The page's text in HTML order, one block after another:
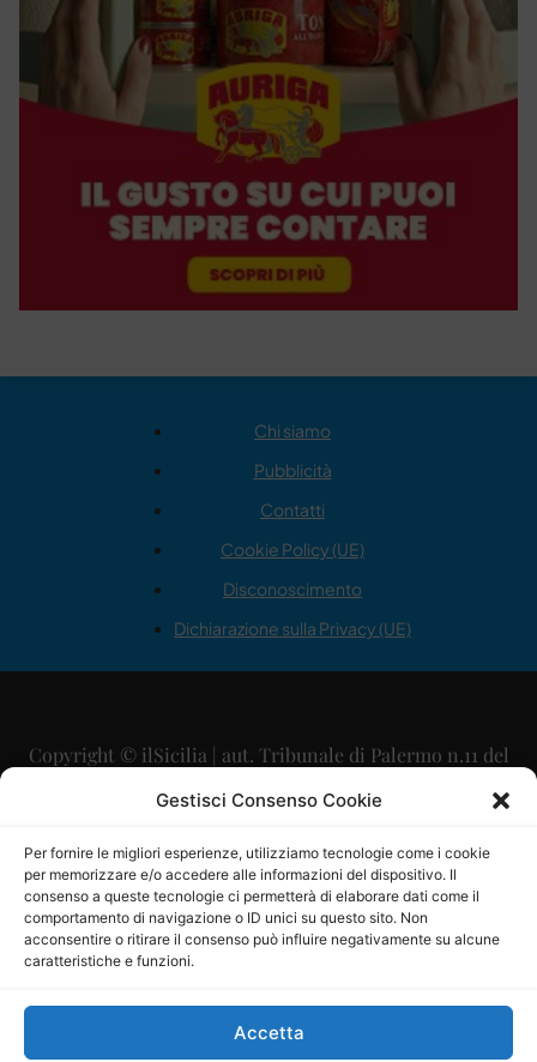
Gestisci Consenso Cookie
Per fornire le migliori esperienze, utilizziamo tecnologie come i cookie
per memorizzare e/o accedere alle informazioni del dispositivo. Il
consenso a queste tecnologie ci permetterà di elaborare dati come il
comportamento di navigazione o ID unici su questo sito. Non
acconsentire o ritirare il consenso può influire negativamente su alcune
caratteristiche e funzioni.
Accetta
Chi siamo
Pubblicità
Contatti
Cookie Policy (UE)
Disconoscimento
Dichiarazione sulla Privacy (UE)
Copyright © ilSicilia | aut. Tribunale di Palermo n.11 del
29/09/2015
Direttore Editoriale: Maurizio Scaglione
Direttore Responsabile: Maria Calabrese
P.IVA: 06334930820